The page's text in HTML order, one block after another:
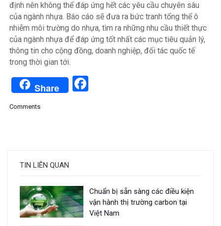
định nên không thể đáp ứng hết các yêu cầu chuyên sâu
của ngành nhựa. Báo cáo sẽ đưa ra bức tranh tổng thể ô
nhiễm môi trường do nhựa, tìm ra những nhu cầu thiết thực
của ngành nhựa để đáp ứng tốt nhất các mục tiêu quản lý,
thông tin cho cộng đồng, doanh nghiệp, đối tác quốc tế
trong thời gian tới.
Share
Comments
TIN LIÊN QUAN
Chuẩn bị sẵn sàng các điều kiện
vận hành thị trường carbon tại
Việt Nam